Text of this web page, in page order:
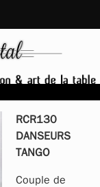
RCR130
DANSEURS
TANGO
Couple de